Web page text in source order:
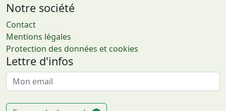
Notre société
Contact
Mentions légales
Protection des données et cookies
Lettre d'infos